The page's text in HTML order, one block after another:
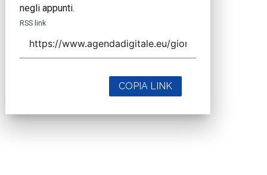
negli appunti.
RSS link
COPIA LINK